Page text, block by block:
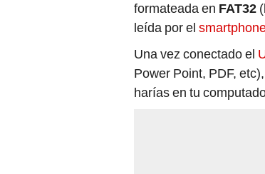
formateada en FAT32
leída por el
Una vez conectado el
Power Point, PDF,
harías en tu